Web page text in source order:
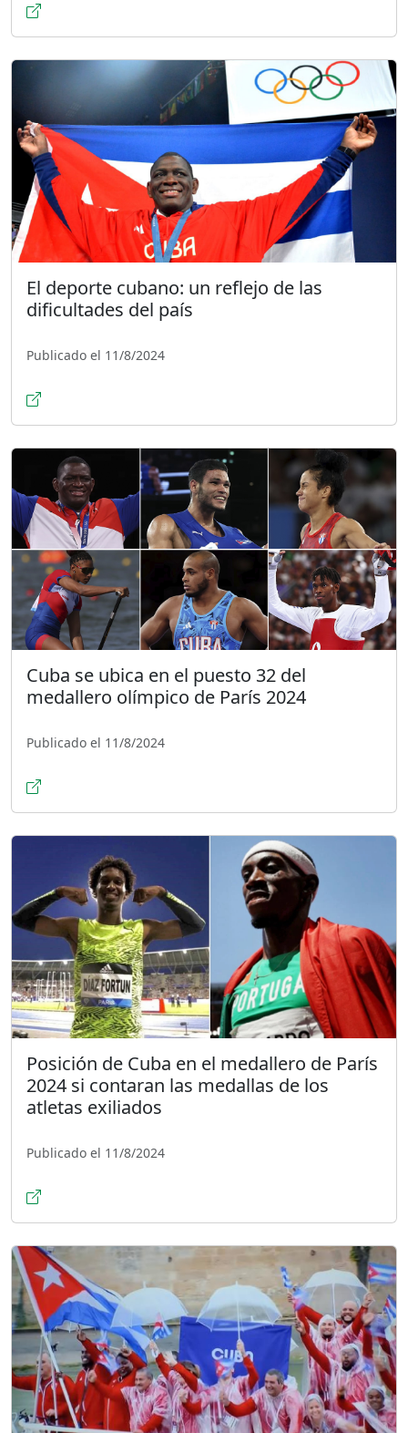
El deporte cubano: un reflejo de las
dificultades del país
Publicado el 11/8/2024
Cuba se ubica en el puesto 32 del
medallero olímpico de París 2024
Publicado el 11/8/2024
Posición de Cuba en el medallero de París
2024 si contaran las medallas de los
atletas exiliados
Publicado el 11/8/2024